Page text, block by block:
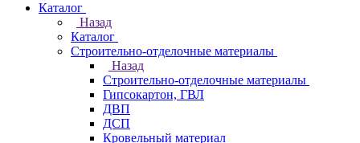
Каталог
Назад
Каталог
Строительно-отделочные материалы
Назад
Строительно-отделочные материалы
Гипсокартон, ГВЛ
ДВП
ДСП
Кровельный материал